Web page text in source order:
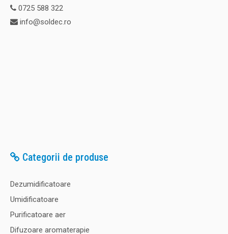
0725 588 322
info@soldec.ro
Categorii de produse
Dezumidificatoare
Umidificatoare
Purificatoare aer
Difuzoare aromaterapie